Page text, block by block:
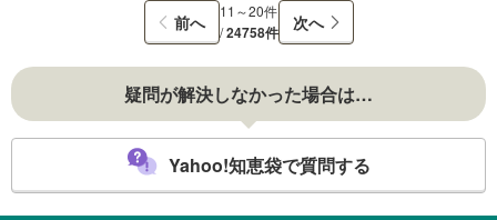
前へ
11～20件
/24758件 次へ
疑問が解決しなかった場合は…
Yahoo!知恵袋で質問する